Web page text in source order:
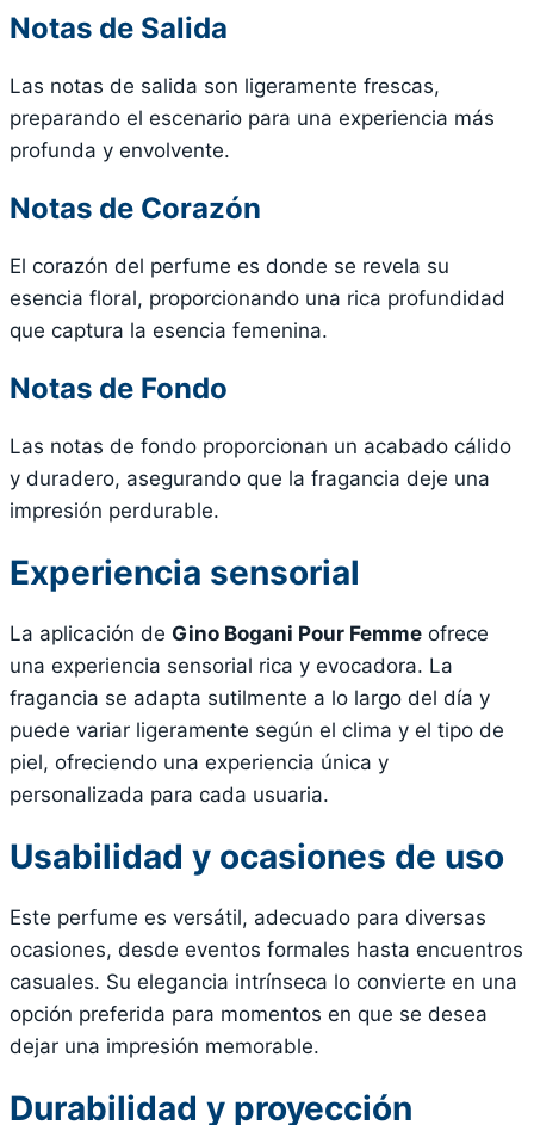
Notas de Salida
Las notas de salida son ligeramente frescas,
preparando el escenario para una experiencia más
profunda y envolvente.
Notas de Corazón
El corazón del perfume es donde se revela su
esencia floral, proporcionando una rica profundidad
que captura la esencia femenina.
Notas de Fondo
Las notas de fondo proporcionan un acabado cálido
y duradero, asegurando que la fragancia deje una
impresión perdurable.
Experiencia sensorial
La aplicación de Gino Bogani Pour Femme ofrece
una experiencia sensorial rica y evocadora. La
fragancia se adapta sutilmente a lo largo del día y
puede variar ligeramente según el clima y el tipo de
piel, ofreciendo una experiencia única y
personalizada para cada usuaria.
Usabilidad y ocasiones de uso
Este perfume es versátil, adecuado para diversas
ocasiones, desde eventos formales hasta encuentros
casuales. Su elegancia intrínseca lo convierte en una
opción preferida para momentos en que se desea
dejar una impresión memorable.
Durabilidad y proyección